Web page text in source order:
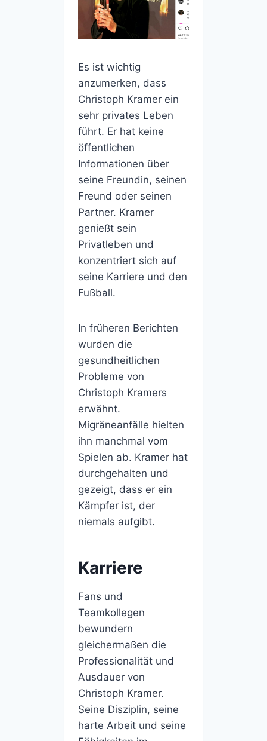
Es ist wichtig
anzumerken, dass
Christoph Kramer ein
sehr privates Leben
führt. Er hat keine
öffentlichen
Informationen über
seine Freundin, seinen
Freund oder seinen
Partner. Kramer
genießt sein
Privatleben und
konzentriert sich auf
seine Karriere und den
Fußball.
In früheren Berichten
wurden die
gesundheitlichen
Probleme von
Christoph Kramers
erwähnt.
Migräneanfälle hielten
ihn manchmal vom
Spielen ab. Kramer hat
durchgehalten und
gezeigt, dass er ein
Kämpfer ist, der
niemals aufgibt.
Karriere
Fans und
Teamkollegen
bewundern
gleichermaßen die
Professionalität und
Ausdauer von
Christoph Kramer.
Seine Disziplin, seine
harte Arbeit und seine